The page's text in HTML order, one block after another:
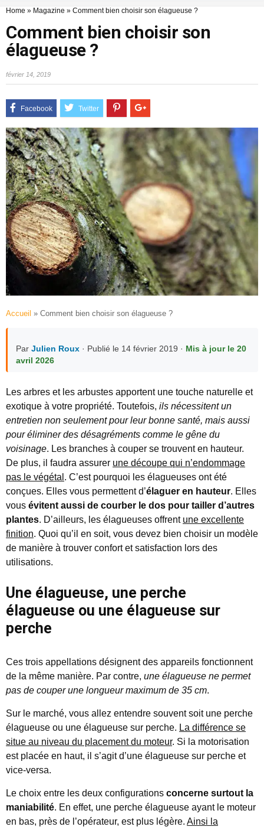
Home » Magazine » Comment bien choisir son élagueuse ?
Comment bien choisir son
élagueuse ?
février 14, 2019
Accueil » Comment bien choisir son élagueuse ?
Par Julien Roux · Publié le 14 février 2019 · Mis à jour le 20
avril 2026
Les arbres et les arbustes apportent une touche naturelle et
exotique à votre propriété. Toutefois, ils nécessitent un
entretien non seulement pour leur bonne santé, mais aussi
pour éliminer des désagréments comme le gêne du
voisinage. Les branches à couper se trouvent en hauteur.
De plus, il faudra assurer une découpe qui n’endommage
pas le végétal . C’est pourquoi les élagueuses ont été
conçues. Elles vous permettent d’élaguer en hauteur. Elles
vous évitent aussi de courber le dos pour tailler d’autres
plantes. D’ailleurs, les élagueuses offrent une excellente
finition. Quoi qu’il en soit, vous devez bien choisir un modèle
de manière à trouver confort et satisfaction lors des
utilisations.
Une élagueuse, une perche
élagueuse ou une élagueuse sur
perche
Ces trois appellations désignent des appareils fonctionnent
de la même manière. Par contre, une élagueuse ne permet
pas de couper une longueur maximum de 35 cm.
Sur le marché, vous allez entendre souvent soit une perche
élagueuse ou une élagueuse sur perche. La différence se
situe au niveau du placement du moteur. Si la motorisation
est placée en haut, il s’agit d’une élagueuse sur perche et
vice-versa.
Le choix entre les deux configurations concerne surtout la
maniabilité. En effet, une perche élagueuse ayant le moteur
en bas, près de l’opérateur, est plus légère. Ainsi la